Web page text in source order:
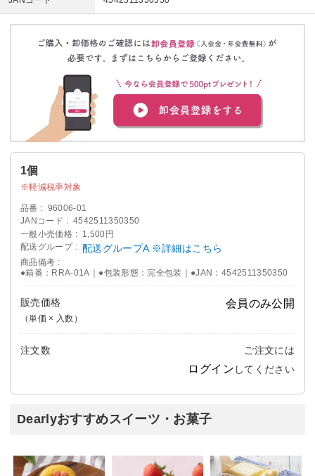
1個
軽減税率対象
品番
96006-01
JANコード
4542511350350
一般小売価格
1,500円
配送グループ
配送グループA ※詳細はこちら
商品備考
●箱番：RRA-01A｜●包装形態：完全包装｜●JAN：4542511350350
販売価格
（単価 × 入数）
会員のみ公開
注文数 ご注文には
ログイン してください
Dearlyおすすめスイーツ・お菓子